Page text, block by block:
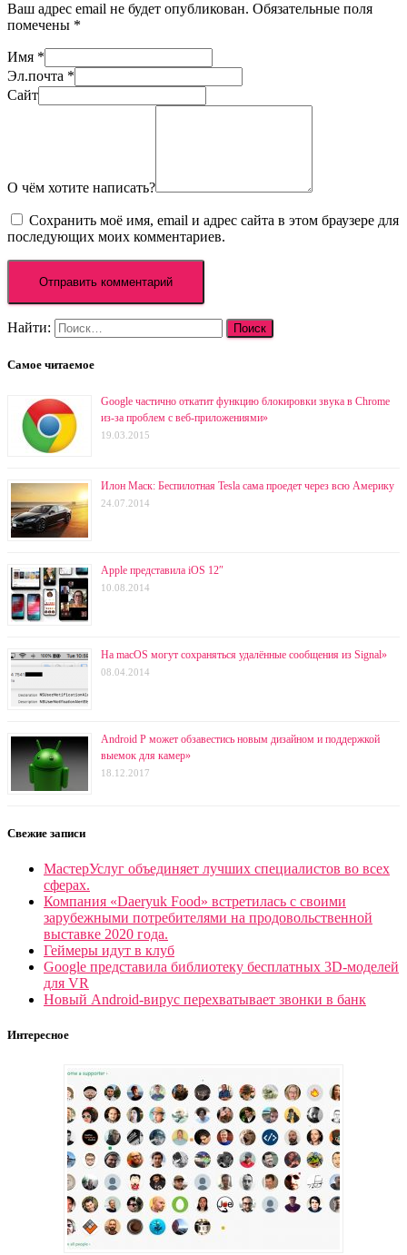
Ваш адрес email не будет опубликован. Обязательные поля
помечены *
Имя *
Эл.почта *
Сайт
О чём хотите написать?
Сохранить моё имя, email и адрес сайта в этом браузере для
последующих моих комментариев.
Найти:
Самое читаемое
Google частично откатит функцию блокировки звука в Chrome
из-за проблем с веб-приложениями»
19.03.2015
Илон Маск: Беспилотная Tesla сама проедет через всю Америку
24.07.2014
Apple представила iOS 12″
10.08.2014
На macOS могут сохраняться удалённые сообщения из Signal»
08.04.2014
Android P может обзавестись новым дизайном и поддержкой
выемок для камер»
18.12.2017
Свежие записи
МастерУслуг объединяет лучших специалистов во всех
сферах.
Компания «Daeryuk Food» встретилась с своими
зарубежными потребителями на продовольственной
выставке 2020 года.
Геймеры идут в клуб
Google представила библиотеку бесплатных 3D-моделей
для VR
Новый Android-вирус перехватывает звонки в банк
Интересное